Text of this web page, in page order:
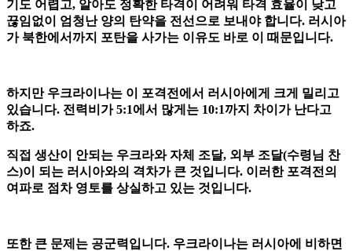
기도 어렵고, 알아도 정확한 타격이 어려워 타격 효율이 낮고
끊임없이 엄청난 양의 탄약을 전선으로 보내야 합니다. 러시아
가 북한에서까지 포탄을 사가는 이유도 바로 이 때문입니다.
하지만 우크라이나는 이 포격전에서 러시아에게 크게 밀리고
있습니다. 전력비가 5:1에서 많게는 10:1까지 차이가 난다고
하죠.
직접 생산이 안되는 우크라와 자체 조달, 외부 조달(수령님 찬
스)이 되는 러시아와의 격차가 큰 것입니다. 이러한 포격전의
여파로 점차 영토를 상실하고 있는 것입니다.
또한 큰 문제는 공군력입니다. 우크라이나는 러시아에 비하면